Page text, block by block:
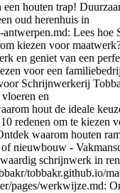
een houten trap!
oud herenhuis in
Lees
kiezen voor
en geniet van een
voor een
Schrijnwerkerij
en
hout de ideale
redenen om te kiezen
waarom houten
nieuwbouw -
schrijnwerk in
tobbakr.github.io/
pages/werkwijze.md: